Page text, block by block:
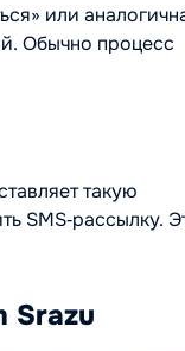
или
Обычно процесс
такую
SMS‑рассылку.
Srazu